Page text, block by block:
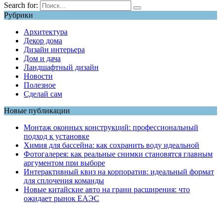
Search for:
Рубрики
Архитектура
Декор дома
Дизайн интерьера
Дом и дача
Ландшафтный дизайн
Новости
Полезное
Сделай сам
Новые публикации
Монтаж оконных конструкций: профессиональный
подход к установке
Химия для бассейна: как сохранить воду идеальной
Фотогалерея: как реальные снимки становятся главным
аргументом при выборе
Интерактивный квиз на корпоратив: идеальный формат
для сплочения команды
Новые китайские авто на грани расширения: что
ожидает рынок ЕАЭС